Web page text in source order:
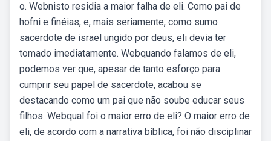
o. Webnisto residia a maior falha de eli. Como pai de
hofni e finéias, e, mais seriamente, como sumo
sacerdote de israel ungido por deus, eli devia ter
tomado imediatamente. Webquando falamos de eli,
podemos ver que, apesar de tanto esforço para
cumprir seu papel de sacerdote, acabou se
destacando como um pai que não soube educar seus
filhos. Webqual foi o maior erro de eli? O maior erro de
eli, de acordo com a narrativa bíblica, foi não disciplinar